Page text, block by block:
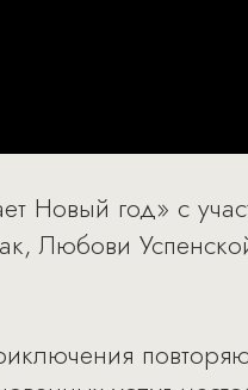
Новый год» с
Любови